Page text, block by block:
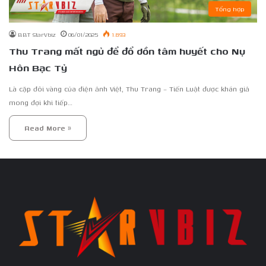
Tổng hợp
BBT StarVbiz 06/01/2025 1.893
Thu Trang mất ngủ để đổ dồn tâm huyết cho Nụ
Hôn Bạc Tỷ
Là cặp đôi vàng của điện ảnh Việt, Thu Trang – Tiến Luật được khán giả
mong đợi khi tiếp…
Read More »